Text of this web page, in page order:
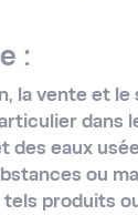
:
la vente et
dans
des eaux
ou
produits